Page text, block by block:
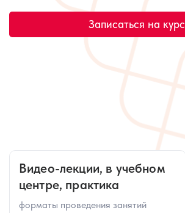
Записаться на курс
Видео-лекции, в учебном
центре, практика
форматы проведения занятий